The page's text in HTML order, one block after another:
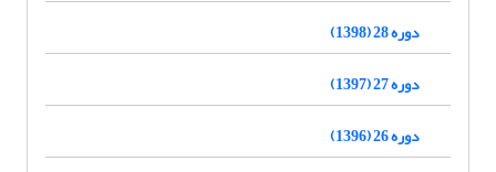
دوره 28 (1398)
دوره 27 (1397)
دوره 26 (1396)